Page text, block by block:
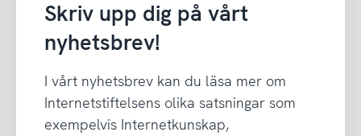
Skriv upp dig på vårt
nyhetsbrev!
I vårt nyhetsbrev kan du läsa mer om
Internetstiftelsens olika satsningar som
exempelvis Internetkunskap,